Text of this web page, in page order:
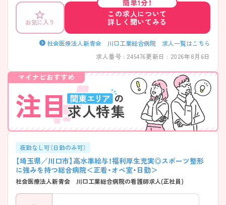
入社職員に対する教育体制も整っているので、新たな職場でのスタート
も安心♪年間休日120日と休みが多く、充実した福利厚生・高水準の給与
と、魅力がたっぷりの病院です！ ご興味ある方には、面接対策ポイントな
ど、さらに詳細をお話しいたしますのでお気軽にご相談ください。
お気に入り
簡単1分！
この求人について
詳しく聞いてみる
社会医療法人新青会 川口工業総合病院 求人一覧はこちら
求人番号 : 245476更新日 : 2026年8月6日
夜勤なし可（日勤のみ可）
【埼玉県／川口市】高水準給与！福利厚生充実◎スポーツ整形
に強みを持つ総合病院＜正看・オペ室・日勤＞
社会医療法人新青会 川口工業総合病院の看護師求人(正社員)